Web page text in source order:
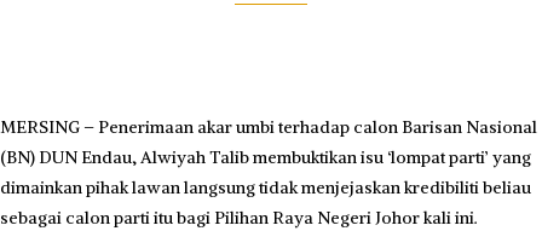
​MERSING – Penerimaan akar umbi terhadap calon Barisan Nasional
(BN) DUN Endau, Alwiyah Talib membuktikan isu ‘lompat parti’ yang
dimainkan pihak lawan langsung tidak menjejaskan kredibiliti beliau
sebagai calon parti itu bagi Pilihan Raya Negeri Johor kali ini.